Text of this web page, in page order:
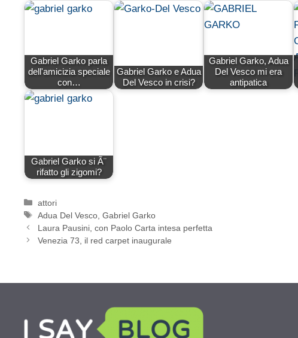
Gabriel Garko parla
dell'amicizia speciale
con…
Gabriel Garko e Adua
Del Vesco in crisi?
Gabriel Garko, Adua
Del Vesco mi era
antipatica
Gabriel Garko si Ã¨
rifatto gli zigomi?
Categorie
attori
Tag
Adua Del Vesco ,Gabriel Garko
Laura Pausini, con Paolo Carta intesa perfetta
Venezia 73, il red carpet inaugurale